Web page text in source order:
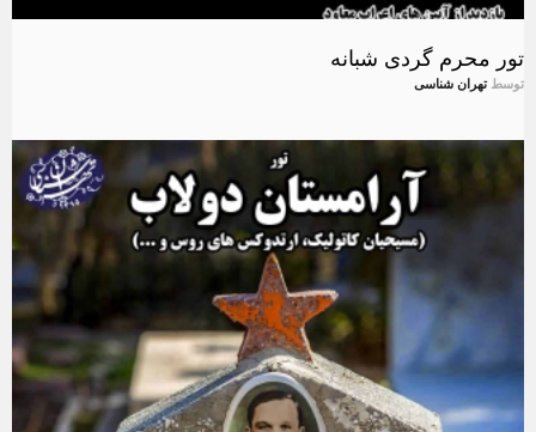
تور محرم گردی شبانه
توسطتهران شناسی